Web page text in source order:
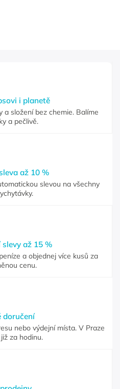
i planetě
a složení bez chemie. Balíme
a pečlivě.
až 10 %
slevou na všechny
až 15 %
a objednej více kusů za
cenu.
doručení
nebo výdejní místa. V Praze
za hodinu.